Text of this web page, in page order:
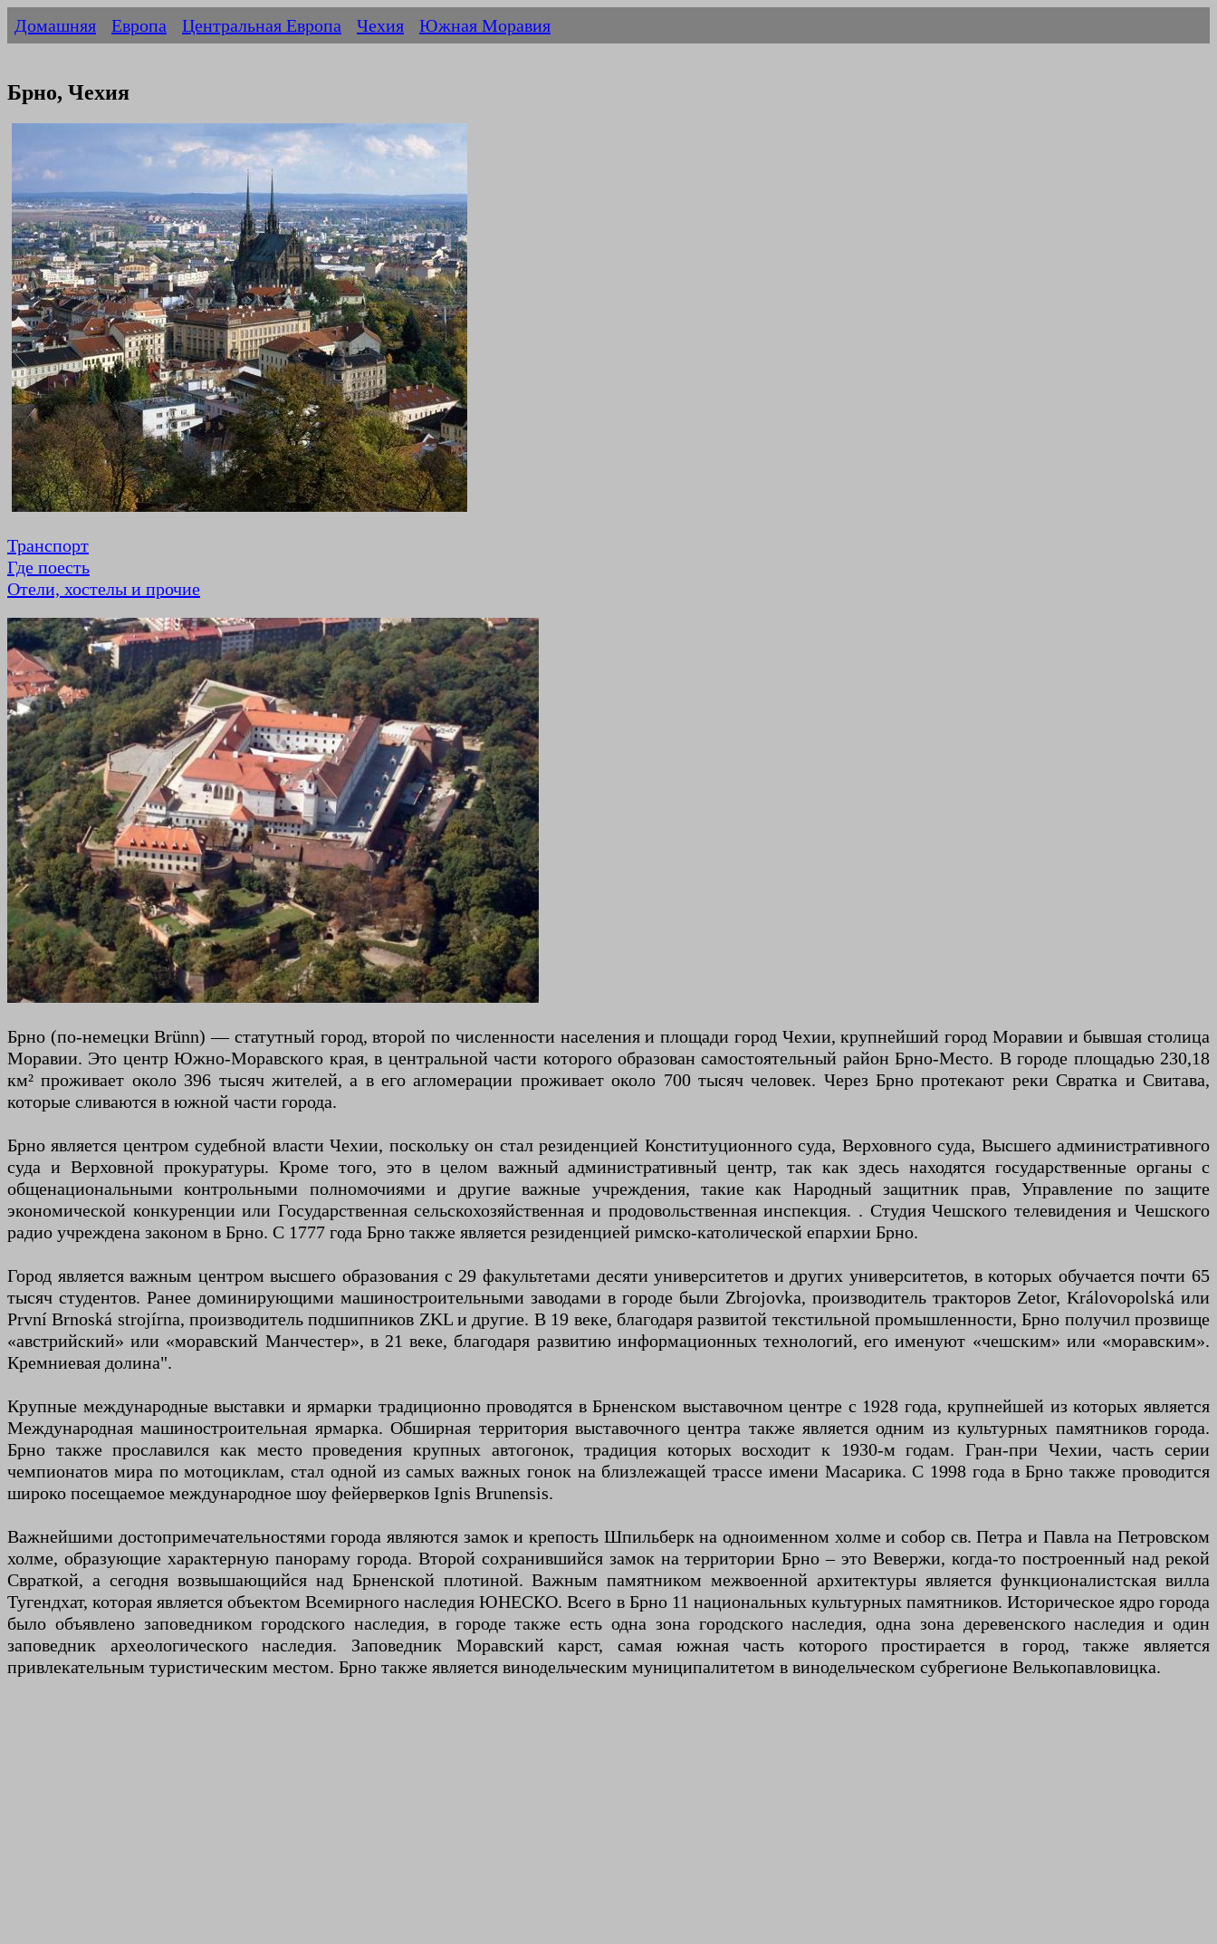
Домашняя Европа Центральная Европа Чехия Южная Моравия
Брно, Чехия
Транспорт
Где поесть
Отели, хостелы и прочие
Брно (по-немецки Brünn) — статутный город, второй по численности населения и площади город Чехии, крупнейший город Моравии и бывшая столица
Моравии. Это центр Южно-Моравского края, в центральной части которого образован самостоятельный район Брно-Место. В городе площадью 230,18
км² проживает около 396 тысяч жителей, а в его агломерации проживает около 700 тысяч человек. Через Брно протекают реки Свратка и Свитава,
которые сливаются в южной части города.
Брно является центром судебной власти Чехии, поскольку он стал резиденцией Конституционного суда, Верховного суда, Высшего административного
суда и Верховной прокуратуры. Кроме того, это в целом важный административный центр, так как здесь находятся государственные органы с
общенациональными контрольными полномочиями и другие важные учреждения, такие как Народный защитник прав, Управление по защите
экономической конкуренции или Государственная сельскохозяйственная и продовольственная инспекция. . Студия Чешского телевидения и Чешского
радио учреждена законом в Брно. С 1777 года Брно также является резиденцией римско-католической епархии Брно.
Город является важным центром высшего образования с 29 факультетами десяти университетов и других университетов, в которых обучается почти 65
тысяч студентов. Ранее доминирующими машиностроительными заводами в городе были Zbrojovka, производитель тракторов Zetor, Královopolská или
První Brnoská strojírna, производитель подшипников ZKL и другие. В 19 веке, благодаря развитой текстильной промышленности, Брно получил прозвище
«австрийский» или «моравский Манчестер», в 21 веке, благодаря развитию информационных технологий, его именуют «чешским» или «моравским».
Кремниевая долина".
Крупные международные выставки и ярмарки традиционно проводятся в Брненском выставочном центре с 1928 года, крупнейшей из которых является
Международная машиностроительная ярмарка. Обширная территория выставочного центра также является одним из культурных памятников города.
Брно также прославился как место проведения крупных автогонок, традиция которых восходит к 1930-м годам. Гран-при Чехии, часть серии
чемпионатов мира по мотоциклам, стал одной из самых важных гонок на близлежащей трассе имени Масарика. С 1998 года в Брно также проводится
широко посещаемое международное шоу фейерверков Ignis Brunensis.
Важнейшими достопримечательностями города являются замок и крепость Шпильберк на одноименном холме и собор св. Петра и Павла на Петровском
холме, образующие характерную панораму города. Второй сохранившийся замок на территории Брно – это Вевержи, когда-то построенный над рекой
Свраткой, а сегодня возвышающийся над Брненской плотиной. Важным памятником межвоенной архитектуры является функционалистская вилла
Тугендхат, которая является объектом Всемирного наследия ЮНЕСКО. Всего в Брно 11 национальных культурных памятников. Историческое ядро ​​​​города
было объявлено заповедником городского наследия, в городе также есть одна зона городского наследия, одна зона деревенского наследия и один
заповедник археологического наследия. Заповедник Моравский карст, самая южная часть которого простирается в город, также является
привлекательным туристическим местом. Брно также является винодельческим муниципалитетом в винодельческом субрегионе Велькопавловицка.